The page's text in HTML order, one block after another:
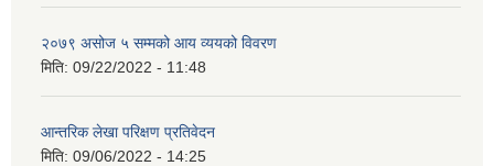
२०७९ असोज ५ सम्मको आय व्ययको विवरण
मिति: 09/22/2022 - 11:48
आन्तरिक लेखा परिक्षण प्रतिवेदन
मिति: 09/06/2022 - 14:25